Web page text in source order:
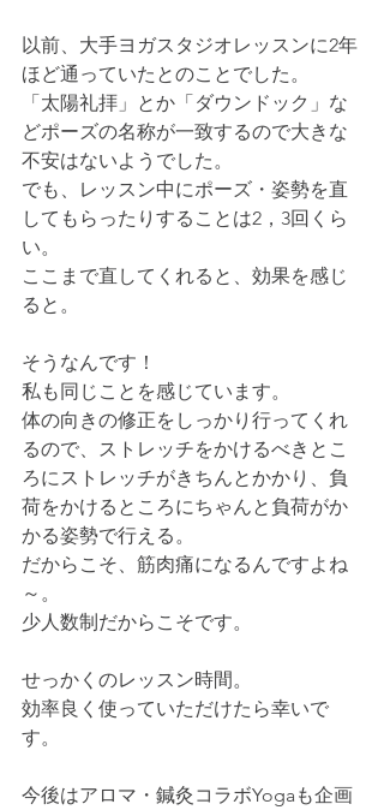
以前、大手ヨガスタジオレッスンに2年
ほど通っていたとのことでした。
「太陽礼拝」とか「ダウンドック」な
どポーズの名称が一致するので大きな
不安はないようでした。
でも、レッスン中にポーズ・姿勢を直
してもらったりすることは2，3回くら
い。
ここまで直してくれると、効果を感じ
ると。
そうなんです！
私も同じことを感じています。
体の向きの修正をしっかり行ってくれ
るので、ストレッチをかけるべきとこ
ろにストレッチがきちんとかかり、負
荷をかけるところにちゃんと負荷がか
かる姿勢で行える。
だからこそ、筋肉痛になるんですよね
～。
少人数制だからこそです。
せっかくのレッスン時間。
効率良く使っていただけたら幸いで
す。
今後はアロマ・鍼灸コラボYogaも企画